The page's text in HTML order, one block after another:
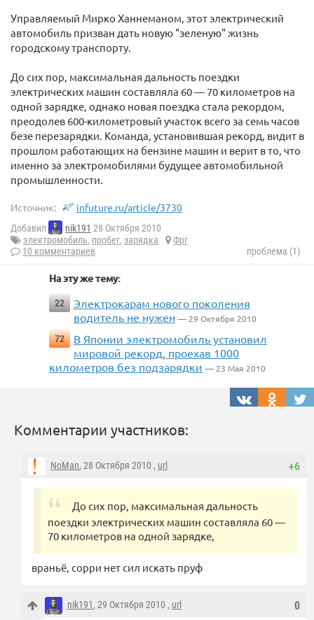
Управляемый Мирко Ханнеманом, этот электрический
автомобиль призван дать новую "зеленую" жизнь
городскому транспорту.
До сих пор, максимальная дальность поездки
электрических машин составляла 60 — 70 километров на
одной зарядке, однако новая поездка стала рекордом,
преодолев 600-километровый участок всего за семь часов
безе перезарядки. Команда, установившая рекорд, видит в
прошлом работающих на бензине машин и верит в то, что
именно за электромобилями будущее автомобильной
промышленности.
Источник: infuture.ru/article/3730
Добавил nik191 28 Октября 2010
электромобиль, пробег, зарядка
Фрг
10 комментариев
проблема (1)
На эту же тему:
22
Электрокарам нового поколения
водитель не нужен — 29 Октября 2010
72
В Японии электромобиль установил
мировой рекорд, проехав 1000
километров без подзарядки — 23 Мая 2010
Комментарии участников:
+6
NoMan, 28 Октября 2010 , url
До сих пор, максимальная дальность
поездки электрических машин составляла 60 —
70 километров на одной зарядке,
враньё, сорри нет сил искать пруф
0
nik191, 29 Октября 2010 , url